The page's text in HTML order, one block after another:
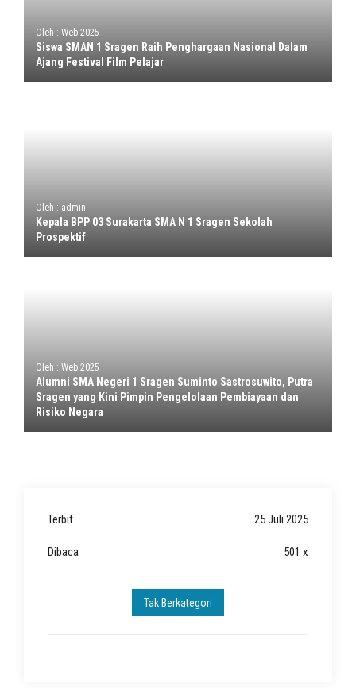
Oleh : Web 2025
Siswa SMAN 1 Sragen Raih Penghargaan Nasional Dalam
Ajang Festival Film Pelajar
Oleh : admin
Kepala BPP 03 Surakarta SMA N 1 Sragen Sekolah
Prospektif
Oleh : Web 2025
Alumni SMA Negeri 1 Sragen Suminto Sastrosuwito, Putra
Sragen yang Kini Pimpin Pengelolaan Pembiayaan dan
Risiko Negara
Terbit 25 Juli 2025
Dibaca 501 x
Tak Berkategori